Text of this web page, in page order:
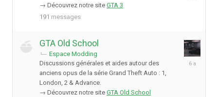
→ Découvrez notre site GTA 3
191 messages
GTA Old School
Espace Modding
Discussions générales et aides autour des
anciens opus de la série Grand Theft Auto : 1,
London, 2 & Advance.
→ Découvrez notre site GTA Old School